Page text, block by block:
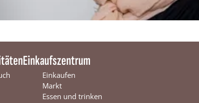
Einkaufszentrum
Einkaufen
Markt
Essen und trinken